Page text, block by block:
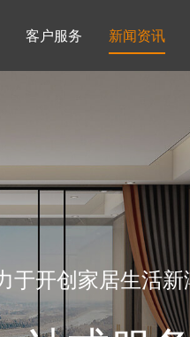
酒柜系列
客户服务 新闻资讯
于开创家居生活